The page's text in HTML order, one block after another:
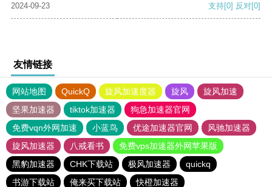
2024-09-23
支持[0] 反对[0]
友情链接
网站地图 QuickQ 旋风加速度器 旋风
旋风加速
坚果加速器
tiktok加速器
狗急加速器官网
免费vqn外网加速
小蓝鸟 优途加速器官网
风驰加速器
旋风加速器
八戒看书
免费vps加速器外网苹果版
黑豹加速器
CHK下载站 极风加速器
quickq
书游下载站
俺来买下载站 快橙加速器